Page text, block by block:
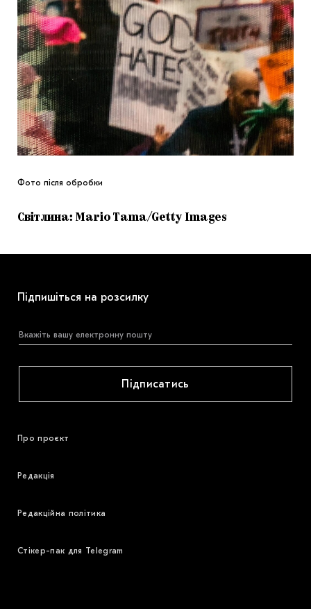
Фото після обробки
Світлина: Mario Tama/Getty Images
Підпишіться на розсилку
Підписатись
Про проєкт
Редакція
Редакційна політика
Стікер-пак для Telegram